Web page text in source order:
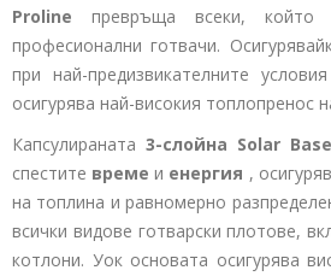
Proline превръща всеки,
професионални готвачи.
при най-предизвикателните
осигурява най-високия топлопренос
Капсулираната 3-слойна Solar Base
спестите време и енергия ,
на топлина и равномерно
всички видове готварски плотове,
котлони. Уок основата осигурява